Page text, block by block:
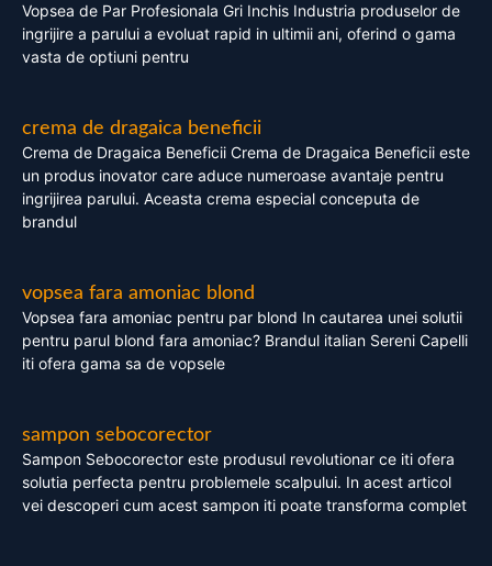
Vopsea de Par Profesionala Gri Inchis Industria produselor de
ingrijire a parului a evoluat rapid in ultimii ani, oferind o gama
vasta de optiuni pentru
crema de dragaica beneficii
Crema de Dragaica Beneficii Crema de Dragaica Beneficii este
un produs inovator care aduce numeroase avantaje pentru
ingrijirea parului. Aceasta crema especial conceputa de
brandul
vopsea fara amoniac blond
Vopsea fara amoniac pentru par blond In cautarea unei solutii
pentru parul blond fara amoniac? Brandul italian Sereni Capelli
iti ofera gama sa de vopsele
sampon sebocorector
Sampon Sebocorector este produsul revolutionar ce iti ofera
solutia perfecta pentru problemele scalpului. In acest articol
vei descoperi cum acest sampon iti poate transforma complet